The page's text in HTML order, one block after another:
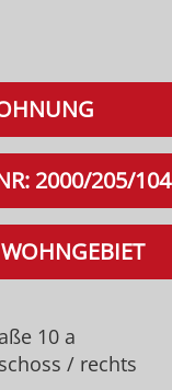
2000/205/104
10 a
/ rechts